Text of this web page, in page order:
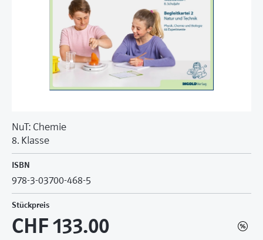
NuT: Chemie
8. Klasse
ISBN
978-3-03700-468-5
Stückpreis
CHF 133.00